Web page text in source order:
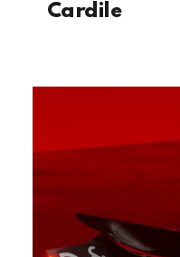
Cardile